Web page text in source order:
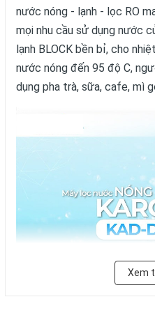
nước nóng - lạnh - lọc RO
mọi nhu cầu sử dụng nước
lạnh BLOCK bền bỉ, cho
nước nóng đến 95 độ C,
dụng pha trà, sữa, cafe, mì
Xem